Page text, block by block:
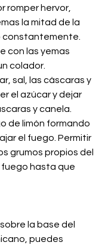
romper hervor,
la mitad de la
constantemente.
con las yemas
colador.
sal, las cáscaras y
el azúcar y dejar
y canela.
de limón formando
el fuego. Permitir
grumos propios del
fuego hasta que
la base del
puedes